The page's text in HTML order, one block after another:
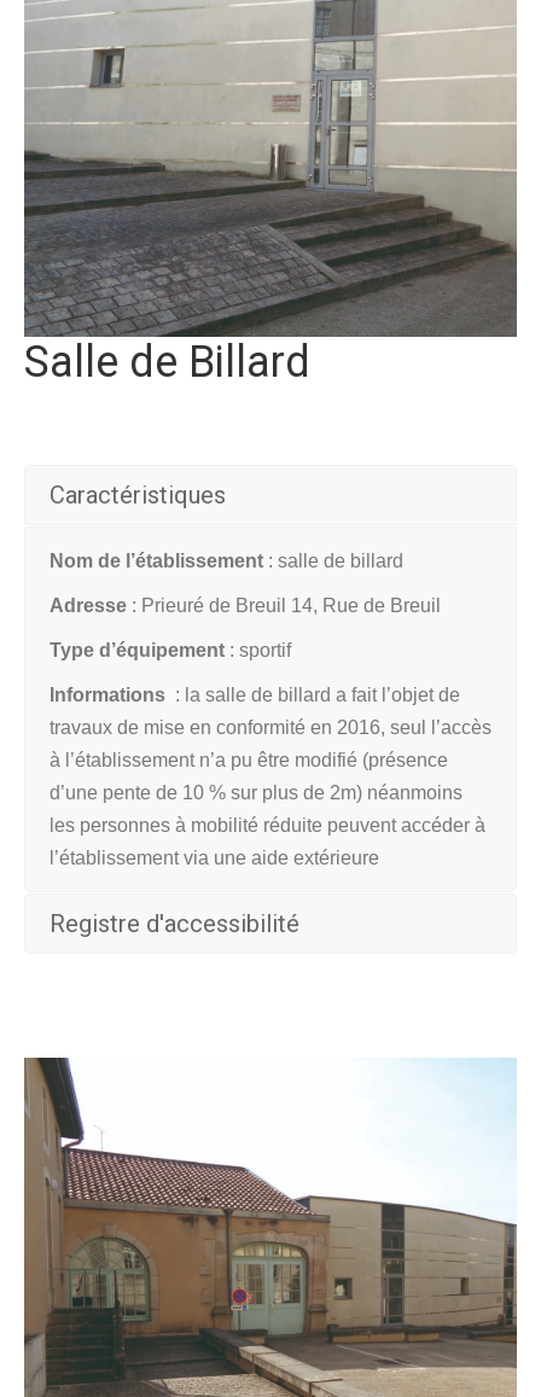
Salle de Billard
Caractéristiques
Nom de l’établissement : salle de billard
Adresse : Prieuré de Breuil 14, Rue de Breuil
Type d’équipement : sportif
Informations : l a salle de billard a fait l’objet de
travaux de mise en conformité en 2016, seul l’accès
à l’établissement n’a pu être modifié (présence
d’une pente de 10 % sur plus de 2m) néanmoins
les personnes à mobilité réduite peuvent accéder à
l’établissement via une aide extérieure
Registre d'accessibilité